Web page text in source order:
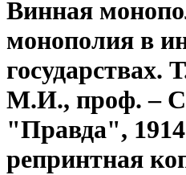
Винная
монополия в
государствах.
М.И., проф. –
"Правда",
репринтная